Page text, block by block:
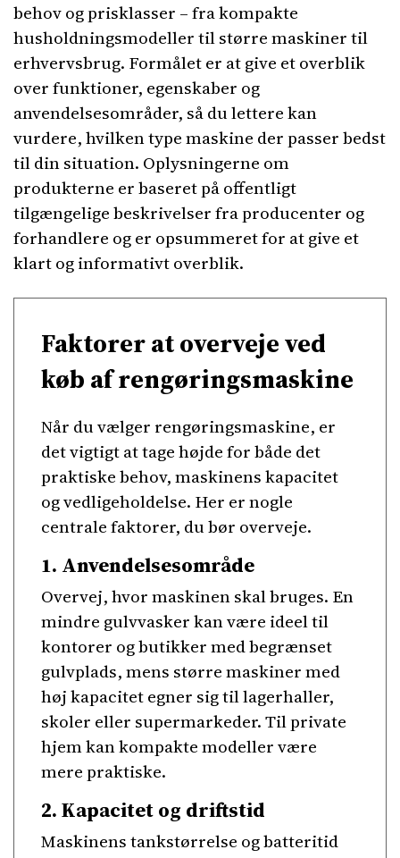
behov og prisklasser – fra kompakte
husholdningsmodeller til større maskiner til
erhvervsbrug. Formålet er at give et overblik
over funktioner, egenskaber og
anvendelsesområder, så du lettere kan
vurdere, hvilken type maskine der passer bedst
til din situation. Oplysningerne om
produkterne er baseret på offentligt
tilgængelige beskrivelser fra producenter og
forhandlere og er opsummeret for at give et
klart og informativt overblik.
Faktorer at overveje ved
køb af rengøringsmaskine
Når du vælger rengøringsmaskine, er
det vigtigt at tage højde for både det
praktiske behov, maskinens kapacitet
og vedligeholdelse. Her er nogle
centrale faktorer, du bør overveje.
1. Anvendelsesområde
Overvej, hvor maskinen skal bruges. En
mindre gulvvasker kan være ideel til
kontorer og butikker med begrænset
gulvplads, mens større maskiner med
høj kapacitet egner sig til lagerhaller,
skoler eller supermarkeder. Til private
hjem kan kompakte modeller være
mere praktiske.
2. Kapacitet og driftstid
Maskinens tankstørrelse og batteritid